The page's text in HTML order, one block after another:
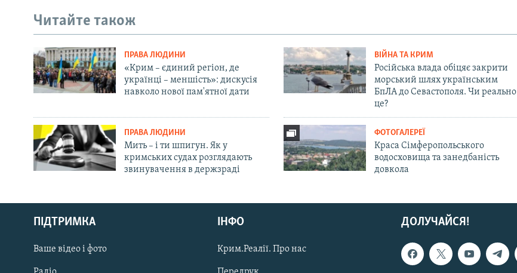
Русский
Qırımtatar
ДОЛУЧАЙСЯ!
Читайте також
ПРАВА ЛЮДИНИ
«Крим – єдиний регіон, де
українці – меншість»: дискусія
навколо нової пам'ятної дати
ВІЙНА ТА КРИМ
Російська влада обіцяє закрити
морський шлях українським
БпЛА до Севастополя. Чи реально
це?
ПРАВА ЛЮДИНИ
Мить – і ти шпигун. Як у
кримських судах розглядають
звинувачення в держзраді
ФОТОГАЛЕРЕЇ
Краса Сімферопольського
водосховища та занедбаність
довкола
ДОЛУЧАЙСЯ!
ПІДТРИМКА
Ваше відео і фото
ІНФО
Крим.Реалії. Про нас